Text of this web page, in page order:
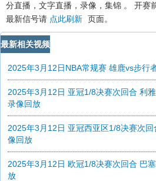
分直播，文字直播，录像，集锦 。 开赛
最新信号请 点此刷新 页面。
最新相关视频
2025年3月12日NBA常规赛 雄鹿vs步行
2025年3月12日 亚冠1/8决赛次回合 利
录像回放
2025年3月12日 亚冠西亚区1/8决赛次
像回放
2025年3月12日 欧冠1/8决赛次回合 巴
放